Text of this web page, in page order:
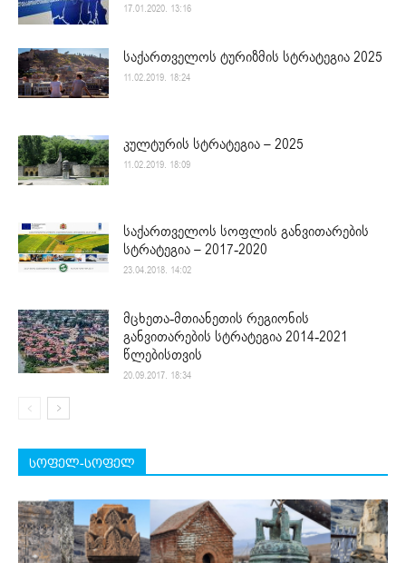
17.01.2020. 13:16
საქართველოს ტურიზმის სტრატეგია 2025
11.02.2019. 18:24
კულტურის სტრატეგია – 2025
11.02.2019. 18:09
საქართველოს სოფლის განვითარების
სტრატეგია – 2017-2020
23.04.2018. 14:02
მცხეთა-მთიანეთის რეგიონის
განვითარების სტრატეგია 2014-2021
წლებისთვის
20.09.2017. 18:34
სოფელ-სოფელ